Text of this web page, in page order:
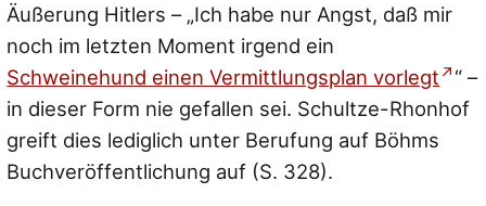
Äußerung Hitlers – „Ich habe nur Angst, daß mir
noch im letzten Moment irgend ein
Schweinehund einen Vermittlungsplan vorlegt
“ –
in dieser Form nie gefallen sei. Schultze-Rhonhof
greift dies lediglich unter Berufung auf Böhms
Buchveröffentlichung auf (S. 328).